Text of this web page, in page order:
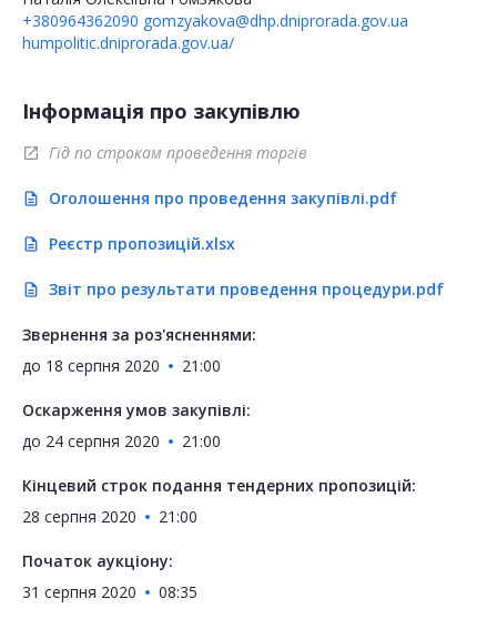
+380964362090 gomzyakova@dhp.dniprorada.gov.ua
humpolitic.dniprorada.gov.ua/
Інформація про закупівлю
open_in_new Гід по строкам проведення торгів
description Оголошення про проведення закупівлі.pdf
description Реєстр пропозицій.xlsx
description Звіт про результати проведення процедури.pdf
Звернення за роз'ясненнями:
до 18 серпня 2020 21:00
Оскарження умов закупівлі:
до 24 серпня 2020 21:00
Кінцевий строк подання тендерних пропозицій:
28 серпня 2020
21:00
Початок аукціону:
31 серпня 2020
08:35